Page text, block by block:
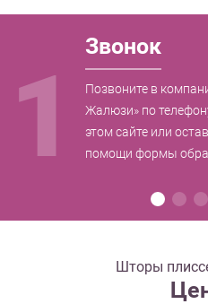
1
Звонок
Позвоните в
Жалюзи» по
этом сайте или
помощи формы
Шторы